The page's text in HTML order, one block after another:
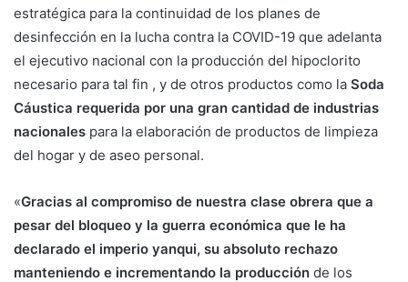
estratégica para la continuidad de los planes de
desinfección en la lucha contra la COVID-19 que adelanta
el ejecutivo nacional con la producción del hipoclorito
necesario para tal fin , y de otros productos como la Soda
Cáustica requerida por una gran cantidad de industrias
nacionales para la elaboración de productos de limpieza
del hogar y de aseo personal.
«Gracias al compromiso de nuestra clase obrera que a
pesar del bloqueo y la guerra económica que le ha
declarado el imperio yanqui, su absoluto rechazo
manteniendo e incrementando la producción de los